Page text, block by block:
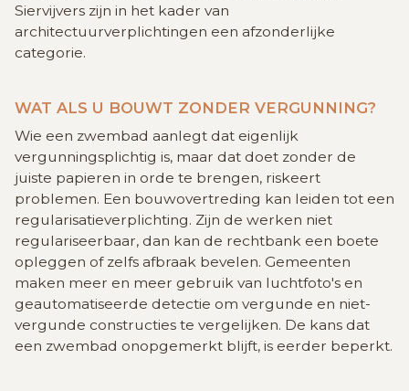
Siervijvers zijn in het kader van
architectuurverplichtingen een afzonderlijke
categorie.
WAT ALS U BOUWT ZONDER VERGUNNING?
Wie een zwembad aanlegt dat eigenlijk
vergunningsplichtig is, maar dat doet zonder de
juiste papieren in orde te brengen, riskeert
problemen. Een bouwovertreding kan leiden tot een
regularisatieverplichting. Zijn de werken niet
regulariseerbaar, dan kan de rechtbank een boete
opleggen of zelfs afbraak bevelen. Gemeenten
maken meer en meer gebruik van luchtfoto's en
geautomatiseerde detectie om vergunde en niet-
vergunde constructies te vergelijken. De kans dat
een zwembad onopgemerkt blijft, is eerder beperkt.